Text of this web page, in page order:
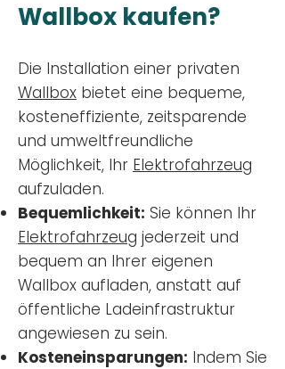
Wallbox kaufen?
Die Installation einer privaten
Wallbox bietet eine bequeme,
kosteneffiziente, zeitsparende
und umweltfreundliche
Möglichkeit, Ihr Elektrofahrzeug
aufzuladen.
Bequemlichkeit: Sie können Ihr
Elektrofahrzeug jederzeit und
bequem an Ihrer eigenen
Wallbox aufladen, anstatt auf
öffentliche Ladeinfrastruktur
angewiesen zu sein.
Kosteneinsparungen: Indem Sie